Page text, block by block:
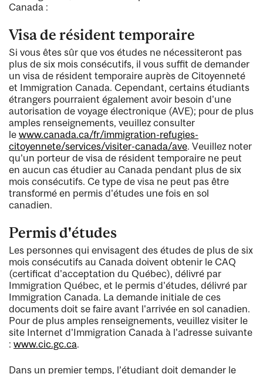
Canada :
Visa de résident temporaire
Si vous êtes sûr que vos études ne nécessiteront pas
plus de six mois consécutifs, il vous suffit de demander
un visa de résident temporaire auprès de Citoyenneté
et Immigration Canada. Cependant, certains étudiants
étrangers pourraient également avoir besoin d'une
autorisation de voyage électronique (AVE); pour de plus
amples renseignements, veuillez consulter
le www.canada.ca/fr/immigration-refugies-
citoyennete/services/visiter-canada/ave. Veuillez noter
qu'un porteur de visa de résident temporaire ne peut
en aucun cas étudier au Canada pendant plus de six
mois consécutifs. Ce type de visa ne peut pas être
transformé en permis d'études une fois en sol
canadien.
Permis d'études
Les personnes qui envisagent des études de plus de six
mois consécutifs au Canada doivent obtenir le CAQ
(certificat d'acceptation du Québec), délivré par
Immigration Québec, et le permis d'études, délivré par
Immigration Canada. La demande initiale de ces
documents doit se faire avant l'arrivée en sol canadien.
Pour de plus amples renseignements, veuillez visiter le
site Internet d'Immigration Canada à l'adresse suivante
: www.cic.gc.ca.
Dans un premier temps, l’étudiant doit demander le